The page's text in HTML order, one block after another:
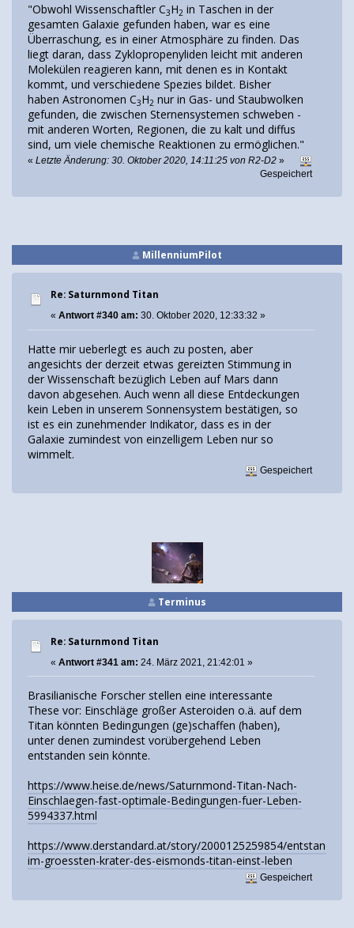
"Obwohl Wissenschaftler C3H2 in Taschen in der
gesamten Galaxie gefunden haben, war es eine
Überraschung, es in einer Atmosphäre zu finden. Das
liegt daran, dass Zyklopropenyliden leicht mit anderen
Molekülen reagieren kann, mit denen es in Kontakt
kommt, und verschiedene Spezies bildet. Bisher
haben Astronomen C3H2 nur in Gas- und Staubwolken
gefunden, die zwischen Sternensystemen schweben -
mit anderen Worten, Regionen, die zu kalt und diffus
sind, um viele chemische Reaktionen zu ermöglichen."
« Letzte Änderung: 30. Oktober 2020, 14:11:25 von R2-D2 »
Gespeichert
MillenniumPilot
Re: Saturnmond Titan
« Antwort #340 am: 30. Oktober 2020, 12:33:32 »
Hatte mir ueberlegt es auch zu posten, aber
angesichts der derzeit etwas gereizten Stimmung in
der Wissenschaft bezüglich Leben auf Mars dann
davon abgesehen. Auch wenn all diese Entdeckungen
kein Leben in unserem Sonnensystem bestätigen, so
ist es ein zunehmender Indikator, dass es in der
Galaxie zumindest von einzelligem Leben nur so
wimmelt.
Gespeichert
Terminus
Re: Saturnmond Titan
« Antwort #341 am: 24. März 2021, 21:42:01 »
Brasilianische Forscher stellen eine interessante
These vor: Einschläge großer Asteroiden o.ä. auf dem
Titan könnten Bedingungen (ge)schaffen (haben),
unter denen zumindest vorübergehend Leben
entstanden sein könnte.
https://www.heise.de/news/Saturnmond-Titan-Nach-
Einschlaegen-fast-optimale-Bedingungen-fuer-Leben-
5994337.html
https://www.derstandard.at/story/2000125259854/entstand-
im-groessten-krater-des-eismonds-titan-einst-leben
Gespeichert